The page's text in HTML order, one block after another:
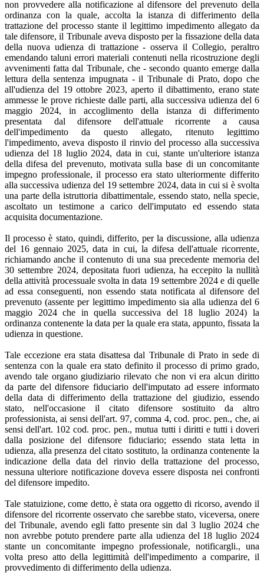
non provvedere alla notificazione al difensore del prevenuto della
ordinanza con la quale, accolta la istanza di differimento della
trattazione del processo stante il legittimo impedimento allegato da
tale difensore, il Tribunale aveva disposto per la fissazione della data
della nuova udienza di trattazione - osserva il Collegio, peraltro
emendando taluni errori materiali contenuti nella ricostruzione degli
avvenimenti fatta dal Tribunale, che - secondo quanto emerge dalla
lettura della sentenza impugnata - il Tribunale di Prato, dopo che
all'udienza del 19 ottobre 2023, aperto il dibattimento, erano state
ammesse le prove richieste dalle parti, alla successiva udienza del 6
maggio 2024, in accoglimento della istanza di differimento
presentata dal difensore dell'attuale ricorrente a causa
dell'impedimento da questo allegato, ritenuto legittimo
l'impedimento, aveva disposto il rinvio del processo alla successiva
udienza del 18 luglio 2024, data in cui, stante un'ulteriore istanza
della difesa del prevenuto, motivata sulla base di un concomitante
impegno professionale, il processo era stato ulteriormente differito
alla successiva udienza del 19 settembre 2024, data in cui si è svolta
una parte della istruttoria dibattimentale, essendo stato, nella specie,
ascoltato un testimone a carico dell'imputato ed essendo stata
acquisita documentazione.
Il processo è stato, quindi, differito, per la discussione, alla udienza
del 16 gennaio 2025, data in cui, la difesa dell'attuale ricorrente,
richiamando anche il contenuto di una sua precedente memoria del
30 settembre 2024, depositata fuori udienza, ha eccepito la nullità
della attività processuale svolta in data 19 settembre 2024 e di quelle
ad essa conseguenti, non essendo stata notificata al difensore del
prevenuto (assente per legittimo impedimento sia alla udienza del 6
maggio 2024 che in quella successiva del 18 luglio 2024) la
ordinanza contenente la data per la quale era stata, appunto, fissata la
udienza in questione.
Tale eccezione era stata disattesa dal Tribunale di Prato in sede di
sentenza con la quale era stato definito il processo di primo grado,
avendo tale organo giudiziario rilevato che non vi era alcun diritto
da parte del difensore fiduciario dell'imputato ad essere informato
della data di differimento della trattazione del giudizio, essendo
stato, nell'occasione il citato difensore sostituito da altro
professionista, ai sensi dell'art. 97, comma 4, cod. proc. pen., che, ai
sensi dell'art. 102 cod. proc. pen., mutua tutti i diritti e tutti i doveri
dalla posizione del difensore fiduciario; essendo stata letta in
udienza, alla presenza del citato sostituto, la ordinanza contenente la
indicazione della data del rinvio della trattazione del processo,
nessuna ulteriore notificazione doveva essere disposta nei confronti
del difensore impedito.
Tale statuizione, come detto, è stata ora oggetto di ricorso, avendo il
difensore del ricorrente osservato che sarebbe stato, viceversa, onere
del Tribunale, avendo egli fatto presente sin dal 3 luglio 2024 che
non avrebbe potuto prendere parte alla udienza del 18 luglio 2024
stante un concomitante impegno professionale, notificargli., una
volta preso atto della legittimità dell'impedimento a comparire, il
provvedimento di differimento della udienza.